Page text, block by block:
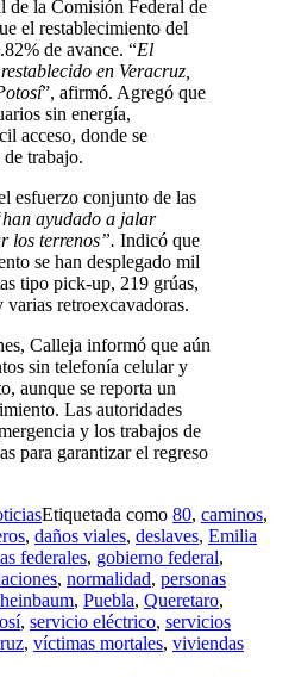
de la Comisión Federal de
el restablecimiento del
de avance. “El
en Veracruz,
”, afirmó. Agregó que
sin energía,
acceso, donde se
trabajo.
esfuerzo conjunto de las
ayudado a jalar
los terrenos”. Indicó que
se han desplegado mil
tipo pick-up, 219 grúas,
retroexcavadoras.
Calleja informó que aún
sin telefonía celular y
aunque se reporta un
Las autoridades
y los trabajos de
para garantizar el regreso
Etiquetada como 80, caminos,
, daños viales, deslaves, Emilia
federales, gobierno federal,
, normalidad, personas
, Puebla, Queretaro,
, servicio eléctrico, servicios
, víctimas mortales, viviendas